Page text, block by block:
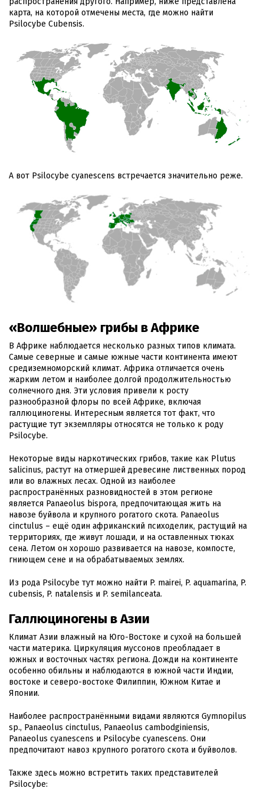
карта, на которой отмечены места, где можно найти
Psilocybe Cubensis.
А вот Psilocybe cyanescens встречается значительно реже.
«Волшебные» грибы в Африке
В Африке наблюдается несколько разных типов климата.
Самые северные и самые южные части континента имеют
средиземноморский климат. Африка отличается очень
жарким летом и наиболее долгой продолжительностью
солнечного дня. Эти условия привели к росту
разнообразной флоры по всей Африке, включая
галлюциногены. Интересным является тот факт, что
растущие тут экземпляры относятся не только к роду
Psilocybe.
Некоторые виды наркотических грибов, такие как Plutus
salicinus, растут на отмершей древесине лиственных пород
или во влажных лесах. Одной из наиболее
распространённых разновидностей в этом регионе
является Panaeolus bispora, предпочитающая жить на
навозе буйвола и крупного рогатого скота. Panaeolus
cinctulus – ещё один африканский психоделик, растущий на
территориях, где живут лошади, и на оставленных тюках
сена. Летом он хорошо развивается на навозе, компосте,
гниющем сене и на обрабатываемых землях.
Из рода Psilocybe тут можно найти P. mairei, P. aquamarina, P.
cubensis, P. natalensis и P. semilanceata.
Галлюциногены в Азии
Климат Азии влажный на Юго-Востоке и сухой на большей
части материка. Циркуляция муссонов преобладает в
южных и восточных частях региона. Дожди на континенте
особенно обильны и наблюдаются в южной части Индии,
востоке и северо-востоке Филиппин, Южном Китае и
Японии.
Наиболее распространёнными видами являются Gymnopilus
sp., Panaeolus cinctulus, Panaeolus cambodginiensis,
Panaeolus cyanescens и Psilocybe cyanescens. Они
предпочитают навоз крупного рогатого скота и буйволов.
Также здесь можно встретить таких представителей
Psilocybe: